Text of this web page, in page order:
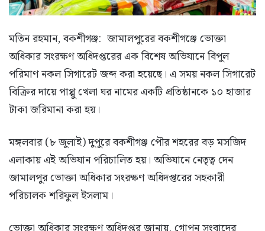
ম‌তিন রহমান, বকশীগঞ্জ: জামালপুরের বকশীগঞ্জে ভোক্তা
অধিকার সংরক্ষণ অধিদপ্তরের এক বিশেষ অভিযানে বিপুল
পরিমাণ নকল সিগারেট জব্দ করা হয়েছে। এ সময় নকল সিগারেট
বিক্রির দায়ে পাপ্পু খেলা ঘর নামের একটি প্রতিষ্ঠানকে ১০ হাজার
টাকা জরিমানা করা হয়।
মঙ্গলবার (৮ জুলাই) দুপুরে বকশীগঞ্জ পৌর শহরের বড় মস‌জিদ
এলাকায় এই অভিযান পরিচালিত হয়। অভিযানে নেতৃত্ব দেন
জামালপুর ভোক্তা অধিকার সংরক্ষণ অধিদপ্তরের সহকারী
পরিচালক শরিফুল ইসলাম।